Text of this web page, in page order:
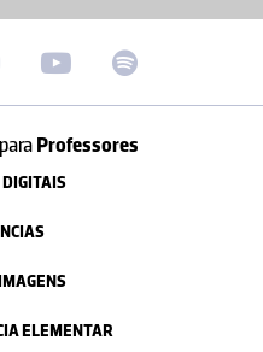
paraProfessores
DIGITAIS
ELEMENTAR